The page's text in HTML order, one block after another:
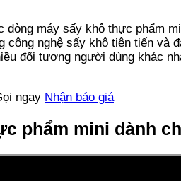
dòng máy sấy khô thực phẩm
nghệ sấy khô tiên tiến và
đối tượng người dùng khác
ngay Nhận báo giá
phẩm mini dành